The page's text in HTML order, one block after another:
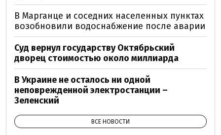
В Марганце и соседних населенных пунктах
возобновили водоснабжение после аварии
Суд вернул государству Октябрьский
дворец стоимостью около миллиарда
В Украине не осталось ни одной
неповрежденной электростанции –
Зеленский
ВСЕ НОВОСТИ